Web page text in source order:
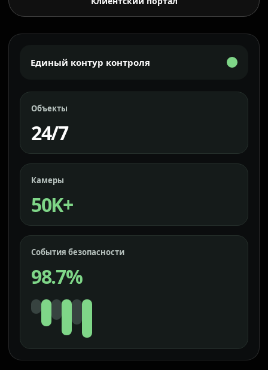
Единый контур контроля
Объекты
24/7
Камеры
50K+
События безопасности
98.7%